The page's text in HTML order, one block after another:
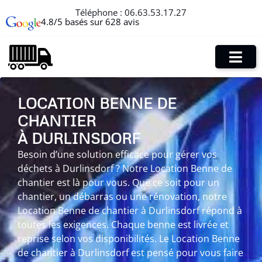
Téléphone : 06.63.53.17.27
4.8/5 basés sur 628 avis
LOCATION BENNE DE
CHANTIER
À DURLINSDORF
Besoin d’une solution efficace pour gérer vos
déchets à Durlinsdorf ? Notre Location Benne de
chantier est là pour vous. Que ce soit pour un
chantier, un débarras ou une rénovation, notre
Location Benne de chantier à Durlinsdorf répond à
toutes les exigences. Chaque benne est livrée et
reprise selon vos disponibilités. Le Location Benne
de chantier à Durlinsdorf est pensé pour vous faire